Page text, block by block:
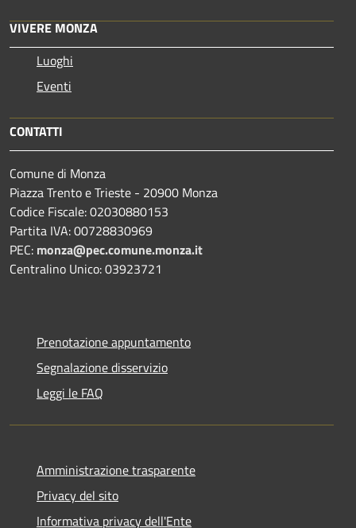
VIVERE MONZA
Luoghi
Eventi
CONTATTI
Comune di Monza
Piazza Trento e Trieste - 20900 Monza
Codice Fiscale: 02030880153
Partita IVA: 00728830969
PEC: monza@pec.comune.monza.it
Centralino Unico: 03923721
Prenotazione appuntamento
Segnalazione disservizio
Leggi le FAQ
Amministrazione trasparente
Privacy del sito
Informativa privacy dell'Ente